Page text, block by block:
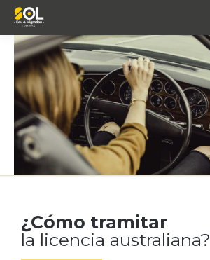
¿Cómo tramitar
la licencia australiana?